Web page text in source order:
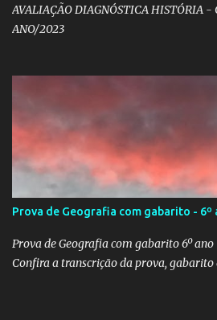
AVALIAÇÃO DIAGNÓSTICA HISTÓRIA -
ANO/2023
Prova de Geografia com gabarito - 6º
Prova de Geografia com gabarito 6º
Confira a transcrição da prova,